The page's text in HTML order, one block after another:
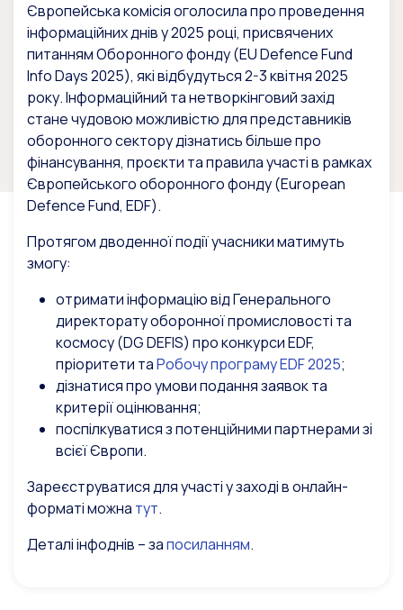
Європейська комісія оголосила про проведення
інформаційних днів у 2025 році, присвячених
питанням Оборонного фонду (EU Defence Fund
Info Days 2025), які відбудуться 2-3 квітня 2025
року. Інформаційний та нетворкінговий захід
стане чудовою можливістю для представників
оборонного сектору дізнатись більше про
фінансування, проєкти та правила участі в рамках
Європейського оборонного фонду (European
Defence Fund, EDF).
Протягом дводенної події учасники матимуть
змогу:
отримати інформацію від Генерального
директорату оборонної промисловості та
космосу (DG DEFIS) про конкурси EDF,
пріоритети таРобочу програму EDF 2025;
дізнатися про умови подання заявок та
критерії оцінювання;
поспілкуватися з потенційними партнерами зі
всієї Європи.
Зареєструватися для участі у заході в онлайн-
форматі можна тут.
Деталі інфоднів – запосиланням.